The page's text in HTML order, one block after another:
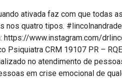
ativada faz com que todas
quatro tipos.
https://www.instagram.com/
Psiquiatra CRM 19107 PR –
no atendimento de
em crise emocional de